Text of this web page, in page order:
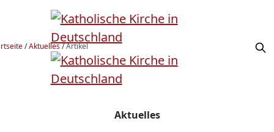
/Aktuelles/Artikel
Aktuelles